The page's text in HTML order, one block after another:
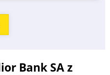
Bank SA z